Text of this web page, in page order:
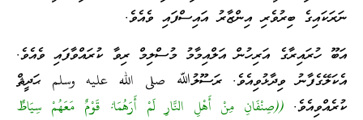
ނަރަކައިގެ ބިރުވެރި އިންޒާރު އައިސްފައި ވެއެވެ.
އަބޫ ހުރައިރާގެ އަރިހުން އަލްއިމާމު މުސްލިމް ރިވާ ކުރައްވާފައި ވެއެވެ.
އެކަލޭގެފާނު ވިދާޅުވިއެވެ. ރަސޫލުﷲ صلى الله عليه وسلم ޙަދީޘް
ކުރެއްވިއެވެ. ((صِنْفَانِ مِنْ أَهْلِ النَّارِ لَمْ أَرَهُمَا: قَوْمٌ مَعَهُمْ سِيَاطٌ